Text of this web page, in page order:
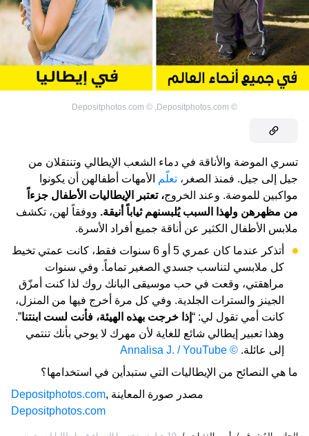
©
Depositphotos.com
,
©
Depositphotos.com
تسري الموضة والأناقة في دماء الشعب الإيطالي وتنتقلان من
جيل إلى جيل. فمنذ الصغر، تعلّم الأمهات أطفالهن أن يكونوا
مواكبين للموضة. وعند الخروج، تعتبر الإيطاليات الأطفال جزءاً
من مظهرهن ولهذا السبب يُلبسنهم ثياباً أنيقة. ووفقاً لهن، تكشف
ملابس الأطفال الكثير عن أناقة جميع أفراد الأسرة.
أتذكر عندما كان عمري 5 أو 6 سنوات فقط، كانت عمتي تخيط
كل ملابسي لتناسب جسدي الصغير تماماً. وفي سنوات
مراهقتي، وقعت في حب موسيقى البانك روك لذا كنت أمزّق
الجينز والسترات الجلدية. وفي كل مرة أخرج فيها من المنزل،
كانت أمي تقول لي: “إذا خرجت بهذه الهيئة، فأنت لست ابنتنا”.
وهذا تعبير إيطالي شائع للغاية لأن مهرك لا يوحي بأنك تنتمي
إلى عائلة. © Annalisa J. / YouTube
ما هي النصائح من الإيطاليات التي ستبدأين في استخدامها؟
مصدر صورة المعاينة Depositphotos.com,
Depositphotos.com